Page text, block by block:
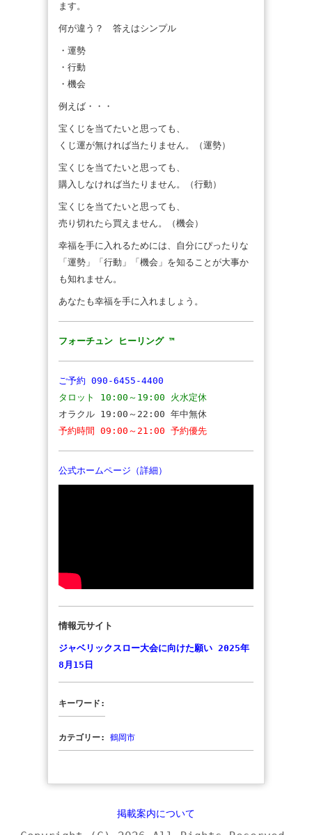
ます。
何が違う？ 答えはシンプル
・運勢
・行動
・機会
例えば・・・
宝くじを当てたいと思っても、
くじ運が無ければ当たりません。（運勢）
宝くじを当てたいと思っても、
購入しなければ当たりません。（行動）
宝くじを当てたいと思っても、
売り切れたら買えません。（機会）
幸福を手に入れるためには、自分にぴったりな
「運勢」「行動」「機会」を知ることが大事か
も知れません。
あなたも幸福を手に入れましょう。
フォーチュン ヒーリング ™
ご予約 090-6455-4400
タロット 10:00～19:00 火水定休
オラクル 19:00～22:00 年中無休
予約時間 09:00～21:00 予約優先
公式ホームページ（詳細）
情報元サイト
ジャベリックスロー大会に向けた願い 2025年
8月15日
キーワード:
カテゴリー: 鶴岡市
掲載案内について